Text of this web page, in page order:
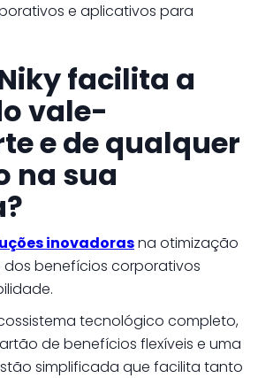
e aplicativos para
facilita a
vale-
e de qualquer
na sua
inovadorasna otimização
benefícios corporativos
tecnológico completo,
de benefícios flexíveis e uma
simplificada que facilita tanto